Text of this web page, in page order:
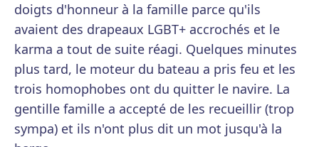
doigts d'honneur à la famille parce qu'ils
avaient des drapeaux LGBT+ accrochés et le
karma a tout de suite réagi. Quelques minutes
plus tard, le moteur du bateau a pris feu et les
trois homophobes ont du quitter le navire. La
gentille famille a accepté de les recueillir (trop
sympa) et ils n'ont plus dit un mot jusqu'à la